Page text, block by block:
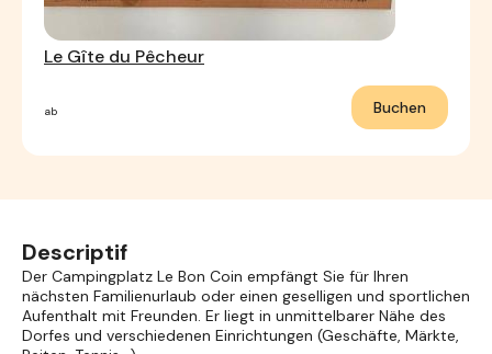
Le Gîte du Pêcheur
ab Buchen
Descriptif
Der Campingplatz Le Bon Coin empfängt Sie für Ihren
nächsten Familienurlaub oder einen geselligen und sportlichen
Aufenthalt mit Freunden. Er liegt in unmittelbarer Nähe des
Dorfes und verschiedenen Einrichtungen (Geschäfte, Märkte,